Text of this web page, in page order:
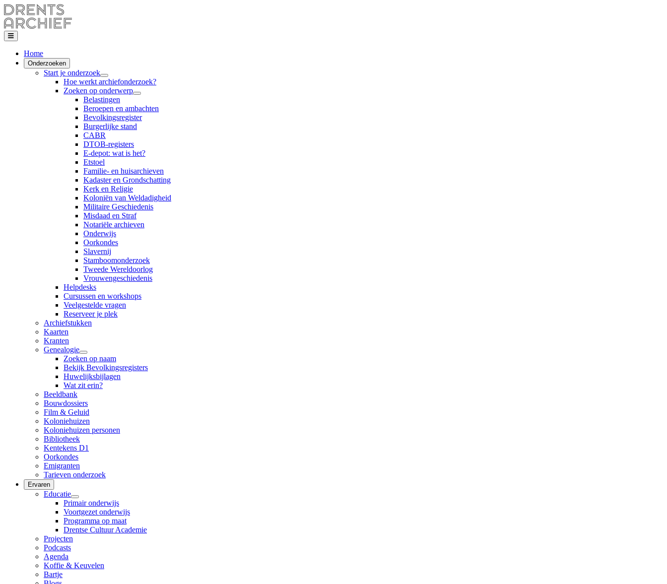
Home
Onderzoeken
Start je onderzoek
Hoe werkt archiefonderzoek?
Zoeken op onderwerp
Belastingen
Beroepen en ambachten
Bevolkingsregister
Burgerlijke stand
CABR
DTOB-registers
E-depot: wat is het?
Etstoel
Familie- en huisarchieven
Kadaster en Grondschatting
Kerk en Religie
Koloniën van Weldadigheid
Militaire Geschiedenis
Misdaad en Straf
Notariële archieven
Onderwijs
Oorkondes
Slavernij
Stamboomonderzoek
Tweede Wereldoorlog
Vrouwengeschiedenis
Helpdesks
Cursussen en workshops
Veelgestelde vragen
Reserveer je plek
Archiefstukken
Kaarten
Kranten
Genealogie
Zoeken op naam
Bekijk Bevolkingsregisters
Huwelijksbijlagen
Wat zit erin?
Beeldbank
Bouwdossiers
Film & Geluid
Koloniehuizen
Koloniehuizen personen
Bibliotheek
Kentekens D1
Oorkondes
Emigranten
Tarieven onderzoek
Ervaren
Educatie
Primair onderwijs
Voortgezet onderwijs
Programma op maat
Drentse Cultuur Academie
Projecten
Podcasts
Agenda
Koffie & Keuvelen
Bartje